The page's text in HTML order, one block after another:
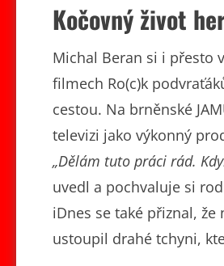
Kočovný život
Michal Beran si i přesto
filmech Ro(c)k
cestou. Na brněnské
televizi jako výkonný
„Dělám tuto práci rád.
uvedl a pochvaluje si
iDnes se také přiznal,
ustoupil drahé tchyni,